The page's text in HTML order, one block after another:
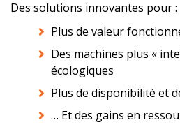
Des solutions innovantes pour :
Plus de valeur
Des machines plus «
écologiques
Plus de disponibilité et
… Et des gains en